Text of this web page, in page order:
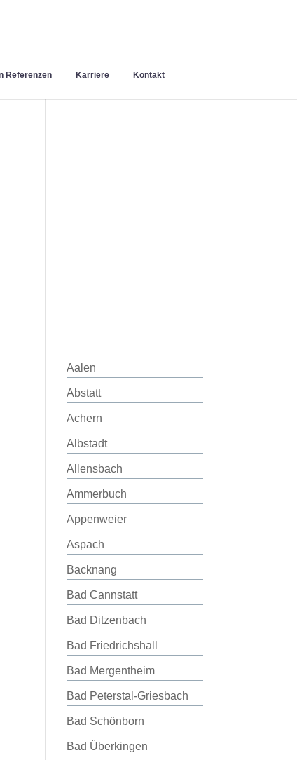
Referenzen Karriere Kontakt
Aalen
Abstatt
Achern
Albstadt
Allensbach
Ammerbuch
Appenweier
Aspach
Backnang
Bad Cannstatt
Bad Ditzenbach
Bad Friedrichshall
Bad Mergentheim
Bad Peterstal-Griesbach
Bad Schönborn
Bad Überkingen